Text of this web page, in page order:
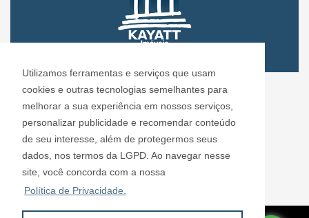
Utilizamos ferramentas e serviços que usam
cookies e outras tecnologias semelhantes para
melhorar a sua experiência em nossos serviços,
personalizar publicidade e recomendar conteúdo
de seu interesse, além de protegermos seus
dados, nos termos da LGPD. Ao navegar nesse
site, você concorda com a nossa
Política de Privacidade.
CRECI: 72.304
Informações de Contato
Kayatt Imóveis - 72.304
contato@kayattimoveis.com.br